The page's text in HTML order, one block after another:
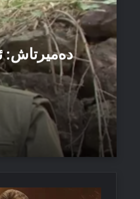
دەمیرتاش:
06/08/2026
دەمیرتاش: ئەم دەولەتێ
مەسرور بارزانی: دڤێپەیاما